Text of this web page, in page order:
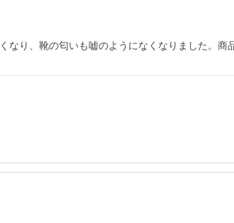
り、靴の匂いも嘘のようになくなりました。商